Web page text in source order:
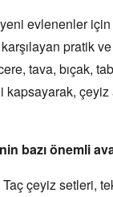
yeni evlenenler için
karşılayan pratik
tava, bıçak,
kapsayarak, çeyiz
bazı önemli
Taç çeyiz setleri,